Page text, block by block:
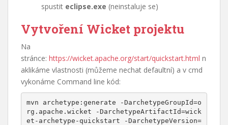
spustit eclipse.exe (neinstaluje se)
Vytvoření Wicket projektu
Na
stránce: https://wicket.apache.org/start/quickstart.html n
aklikáme vlastnosti (můžeme nechat defaultní) a v cmd
vykonáme Command line kód:
mvn archetype:generate -DarchetypeGroupId=o
rg.apache.wicket -DarchetypeArtifactId=wick
et-archetype-quickstart -DarchetypeVersion=